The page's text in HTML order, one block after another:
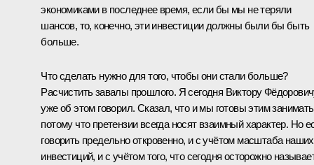
экономиками в последнее время, если бы мы не теряли
шансов, то, конечно, эти инвестиции должны были бы быть
больше.
Что сделать нужно для того, чтобы они стали больше?
Расчистить завалы прошлого. Я сегодня Виктору
уже об этом говорил. Сказал, что и мы готовы этим
потому что претензии всегда носят взаимный характер. Но
говорить предельно откровенно, и с учётом масштаба наших
инвестиций, и с учётом того, что сегодня осторожно